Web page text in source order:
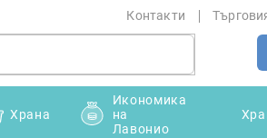
Контакти
Храна
Икономика
на
Лавонио